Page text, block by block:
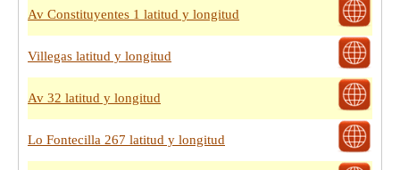
Av Constituyentes 1 latitud y longitud
Villegas latitud y longitud
Av 32 latitud y longitud
Lo Fontecilla 267 latitud y longitud